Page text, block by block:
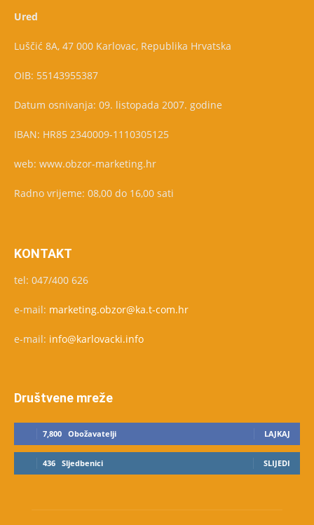
Ured
Luščić 8A, 47 000 Karlovac, Republika Hrvatska
OIB: 55143955387
Datum osnivanja: 09. listopada 2007. godine
IBAN: HR85 2340009-1110305125
web: www.obzor-marketing.hr
Radno vrijeme: 08,00 do 16,00 sati
KONTAKT
tel: 047/400 626
e-mail: marketing.obzor@ka.t-com.hr
e-mail: info@karlovacki.info
Društvene mreže
7,800 Obožavatelji LAJKAJ
436 Sljedbenici SLIJEDI